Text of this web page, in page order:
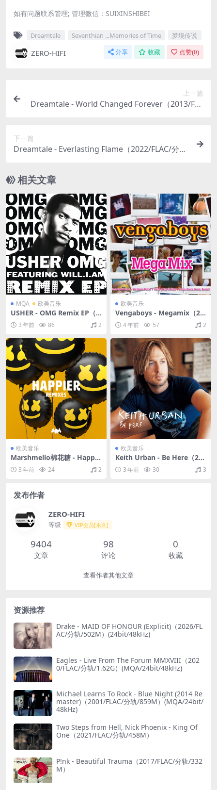
如有问题联系管理; 管理微信：SUIXINSHIBEI
Dreamtale Seventhian ...Memories of Time 梦境传说
ZERO-HIFI 分享 收藏 点赞(0)
上一篇
Dreamtale - World Changed Forever（2013/FLA
下一篇
Dreamtale - Everlasting Flame（2022/FLAC/分
相关文章
MQA 欧美音乐
USHER - OMG Remix EP（2
010/FLAC/EP分轨/228M）
(MQA/16bit/44.1kHz)
3 年前 86 2
欧美音乐
Vengaboys - Megamix（20
09/FLAC/分轨/206M）
4 年前 57 2
欧美音乐
Marshmello棉花糖 - Happie
r (Remixes Pt. 2)（2018/FL
AC/EP分轨/155M）
3 年前 24 2
欧美音乐
Keith Urban - Be Here（200
4/FLAC/分轨/382M）
3 年前 30 3
发布作者
ZERO-HIFI
等级 VIP会员[永久]
9404
文章
98
评论
0
收藏
查看作者其他文章
资源推荐
Drake - MAID OF HONOUR (Explicit)（2026/FL
AC/分轨/502M）(24bit/48kHz)
Eagles - Live From The Forum MMXVIII（202
0/FLAC/分轨/1.62G）(MQA/24bit/48kHz)
Michael Learns To Rock - Blue Night (2014 Re
master)（2001/FLAC/分轨/859M）(MQA/24bit/
48kHz)
Two Steps from Hell, Nick Phoenix - King Of
One（2021/FLAC/分轨/458M）
P!nk - Beautiful Trauma（2017/FLAC/分轨/332
M）